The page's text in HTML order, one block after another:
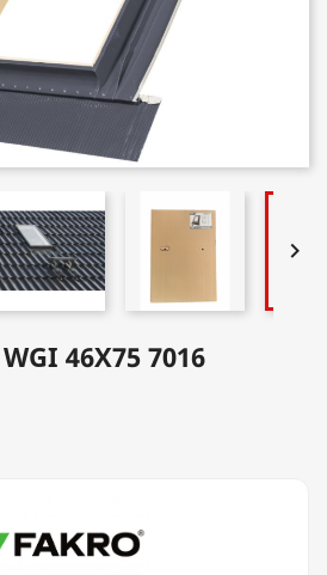

46X75 7016